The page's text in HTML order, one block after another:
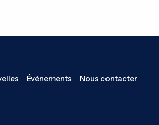
Événements Nous contacter